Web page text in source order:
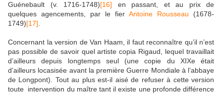
Guénebault (v. 1716-1748)[16] en passant, et au prix de
quelques agencements, par le fier Antoine Rousseau (1678-
1749)[17]
Concernant la version de Van Haam, il faut reconnaître qu’il n’est
pas possible de savoir quel artiste copia Rigaud, lequel travaillait
d’ailleurs depuis longtemps seul (une copie du XIXe était
d’ailleurs locasisée avant la première Guerre Mondiale à l’abbaye
de Longpont). Tout au plus est-il aisé de refuser à cette version
toute intervention du maître tant il existe une profonde différence